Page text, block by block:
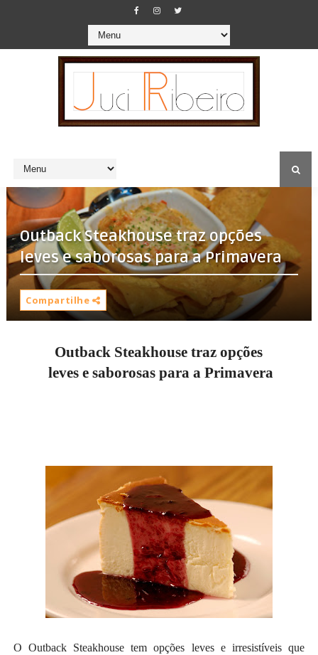
Outback Steakhouse traz opções
leves e saborosas para a Primavera‏
Compartilhe
Outback Steakhouse traz opções
leves e saborosas para a Primavera
O Outback Steakhouse tem opções leves e irresistíveis que